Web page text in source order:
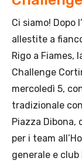
Ci siamo! Dopo
allestite a
Rigo a Fiames,
Challenge
mercoledì 5,
tradizionale
Piazza
per i team
generale e